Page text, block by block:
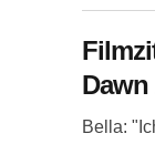
Dawn
Bella: